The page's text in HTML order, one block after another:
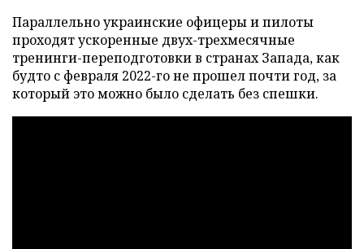
Параллельно украинские офицеры и пилоты
проходят ускоренные двух-трехмесячные
тренинги-переподготовки в странах Запада, как
будто с февраля 2022-го не прошел почти год, за
который это можно было сделать без спешки.